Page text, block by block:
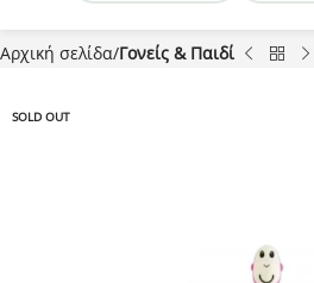
Αρχική σελίδα Γονείς & Παιδί
SOLD OUT